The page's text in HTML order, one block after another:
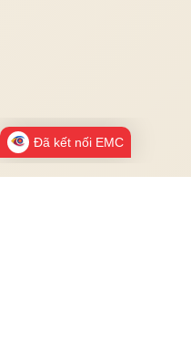
Đã kết nối EMC